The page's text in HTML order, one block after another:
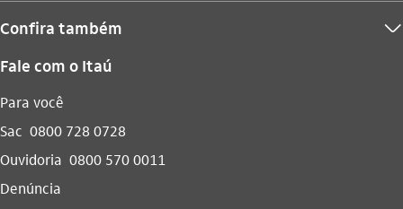
Confira também seta_baixo
Fale com o Itaú
Para você
Sac 0800 728 0728
Ouvidoria 0800 570 0011
Denúncia